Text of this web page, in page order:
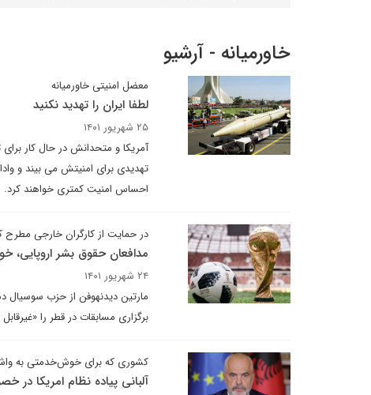
خاورمیانه - آرشیو
معضل امنیتی خاورمیانه
لطفا ایران را تهدید نکنید
۲۵ شهریور ۱۴۰۱
آمریکا و متحدانش در حال کار برای
تهدیدی برای امنیتش می بیند و
احساس امنیت کمتری خواهند کرد.
در حمایت از کارگران خارجی مطرح
مدافعان حقوق بشر اروپایی،
۲۴ شهریور ۱۴۰۱
مارتین دیدنهوفن از حزب سوسیال
برگزاری مسابقات در قطر را
کشوری که برای خوش‌خدمتی به
آلبانی پیاده نظام امریکا در